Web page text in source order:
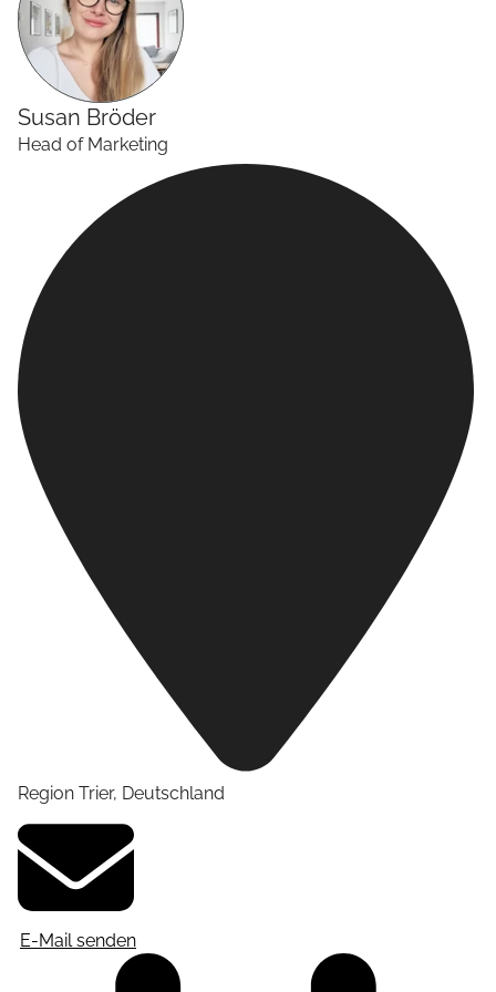
Susan Bröder
Head of Marketing
Region Trier, Deutschland
E-Mail senden